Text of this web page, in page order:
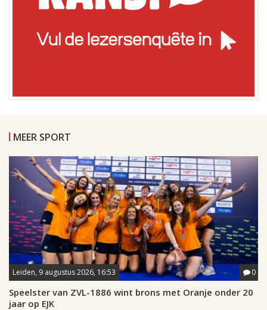
MEER SPORT
Leiden, 9 augustus 2026, 16:53 0
Speelster van ZVL-1886 wint brons met Oranje onder 20
jaar op EJK